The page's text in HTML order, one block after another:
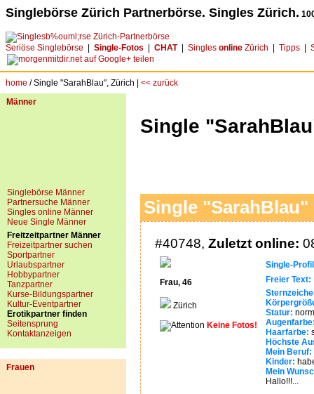
Singlebörse Zürich Partnerbörse. Singles Zürich.
Seriöse Singlebörse Single-Fotos CHAT| Singles online Zürich Tipps
home / Single "SarahBlau", Zürich | << zurück
Männer
Singlebörse Männer
Partnersuche Männer
Singles online Männer
Neue Single Männer
Freitzeitpartner Männer
Freizeitpartner suchen
Sportpartner
Urlaubspartner
Hobbypartner
Tanzpartner
Kurse-Bildungspartner
Kultur-Eventpartner
Erotikpartner finden
Seitensprung
Kontaktanzeigen
Frauen
Single
Single
#40748, Zuletzt online:
Frau, 46
Zürich
Keine Fotos!
Single-
Freier Text:
Statur:
Haarfarbe:
Höchste
Mein Beruf:
Kinder:
Mein
Hallo!!!...